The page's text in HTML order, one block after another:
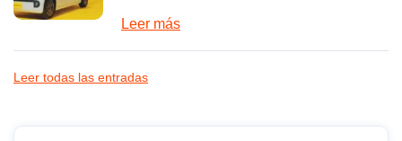
Leer más
Leer todas las entradas